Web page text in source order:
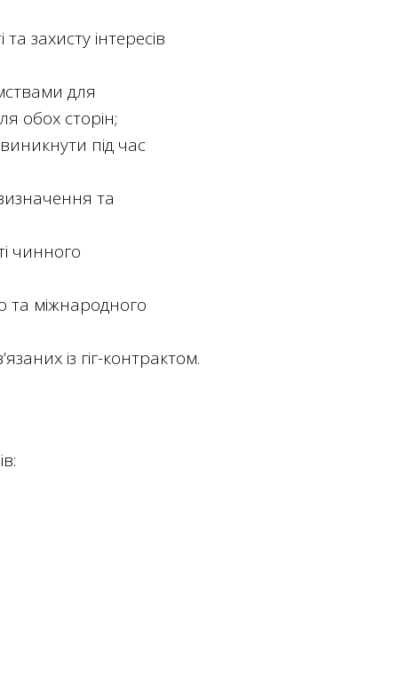
захисту інтересів
для
обох сторін;
під час
та
чинного
та міжнародного
із гіг-контрактом.